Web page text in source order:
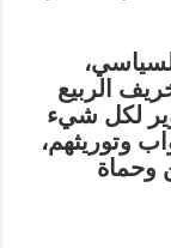
الربيع
لكل شيء
وتوريثهم،
وحماة